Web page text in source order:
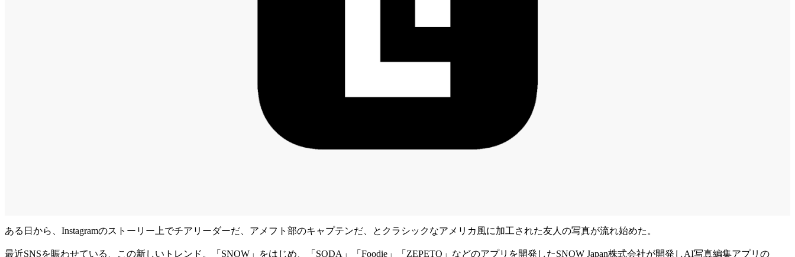
ある日から、Instagramのストーリー上でチアリーダーだ、アメフト部のキャプテンだ、とクラシックなアメリカ風に加工された友人の写真が流れ始めた。
最近SNSを賑わせている、この新しいトレンド。「SNOW」をはじめ、「SODA」「Foodie」「ZEPETO」などのアプリを開発したSNOW Japan株式会社が開発しAI写真編集アプリの